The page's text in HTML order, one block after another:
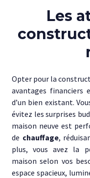
Les
Opter pour la
avantages financiers
d’un bien existant.
évitez les surprises
maison neuve est
de chauffage,
plus, vous avez la
maison selon vos
espace spacieux,